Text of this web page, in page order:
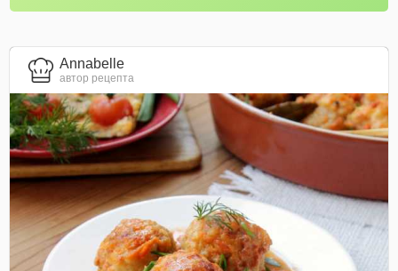
Annabelle
автор рецепта